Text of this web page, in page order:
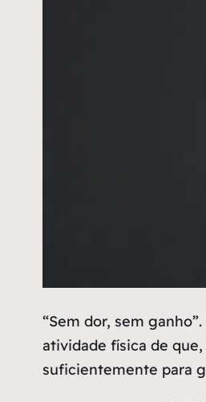
“Sem dor, sem
atividade física de
suficientemente para